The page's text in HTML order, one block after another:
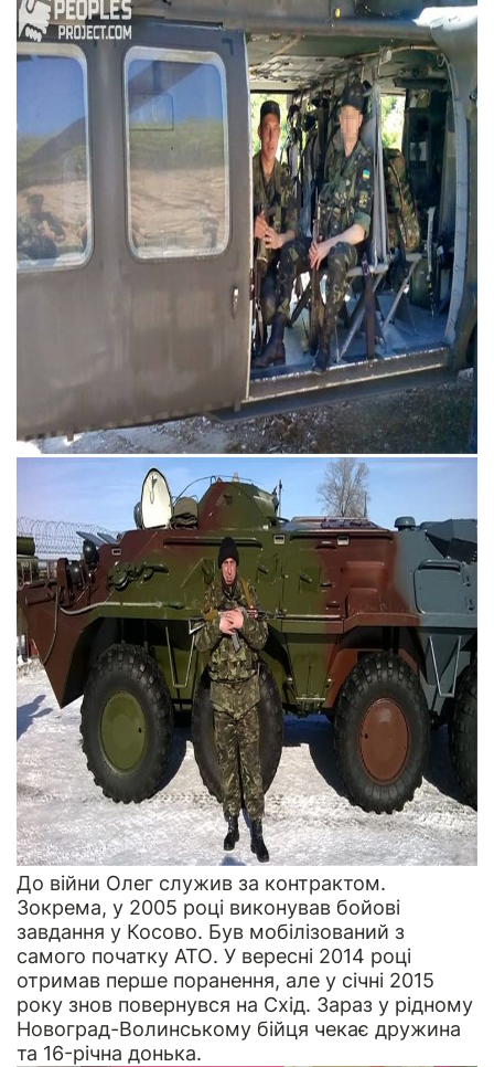
До війни Олег служив за контрактом.
Зокрема, у 2005 році виконував бойові
завдання у Косово. Був мобілізований з
самого початку АТО. У вересні 2014 році
отримав перше поранення, але у січні 2015
року знов повернувся на Схід. Зараз у рідному
Новоград-Волинському бійця чекає дружина
та 16-річна донька.